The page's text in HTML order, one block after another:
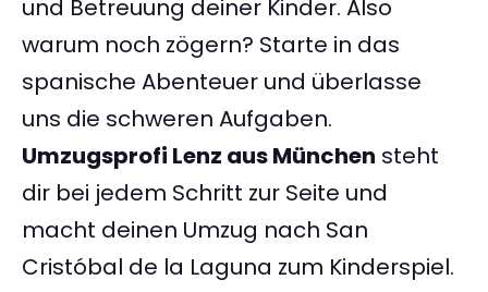
und Betreuung deiner Kinder. Also
warum noch zögern? Starte in das
spanische Abenteuer und überlasse
uns die schweren Aufgaben.
Umzugsprofi Lenz aus München steht
dir bei jedem Schritt zur Seite und
macht deinen Umzug nach San
Cristóbal de la Laguna zum Kinderspiel.